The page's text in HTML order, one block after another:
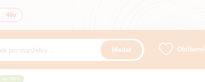
: 46v
Hledat Oblíbené
do -50%